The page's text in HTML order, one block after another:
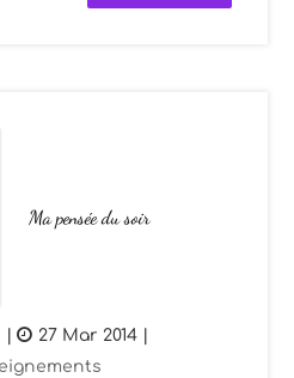
Ma pensée du soir
| 27 Mar 2014